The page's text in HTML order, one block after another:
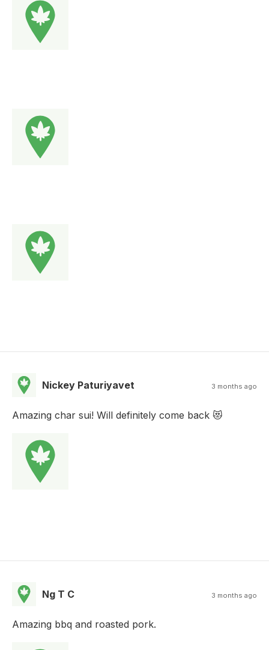
Nickey Paturiyavet 3 months ago
Amazing char sui! Will definitely come back 😻
Ng T C 3 months ago
Amazing bbq and roasted pork.